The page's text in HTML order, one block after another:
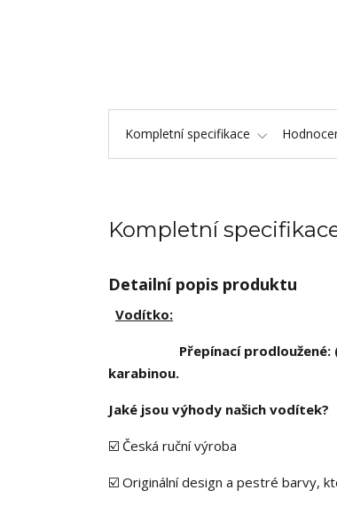
Kompletní specifikace
Kompletní
Detailní popis produktu
Vodítko:
Přepínací prodloužené: (
karabinou.
Jaké jsou výhody našich vodítek?
☑️ Česká ruční výroba
☑️ Originální design a pestré barvy,